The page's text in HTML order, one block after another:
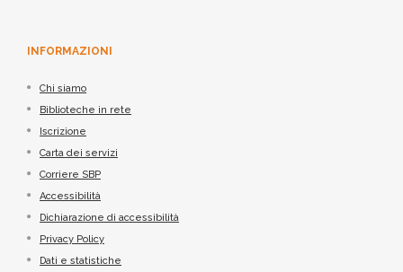
INFORMAZIONI
Chi siamo
Biblioteche in rete
Iscrizione
Carta dei servizi
Corriere SBP
Accessibilità
Dichiarazione di accessibilità
Privacy Policy
Dati e statistiche